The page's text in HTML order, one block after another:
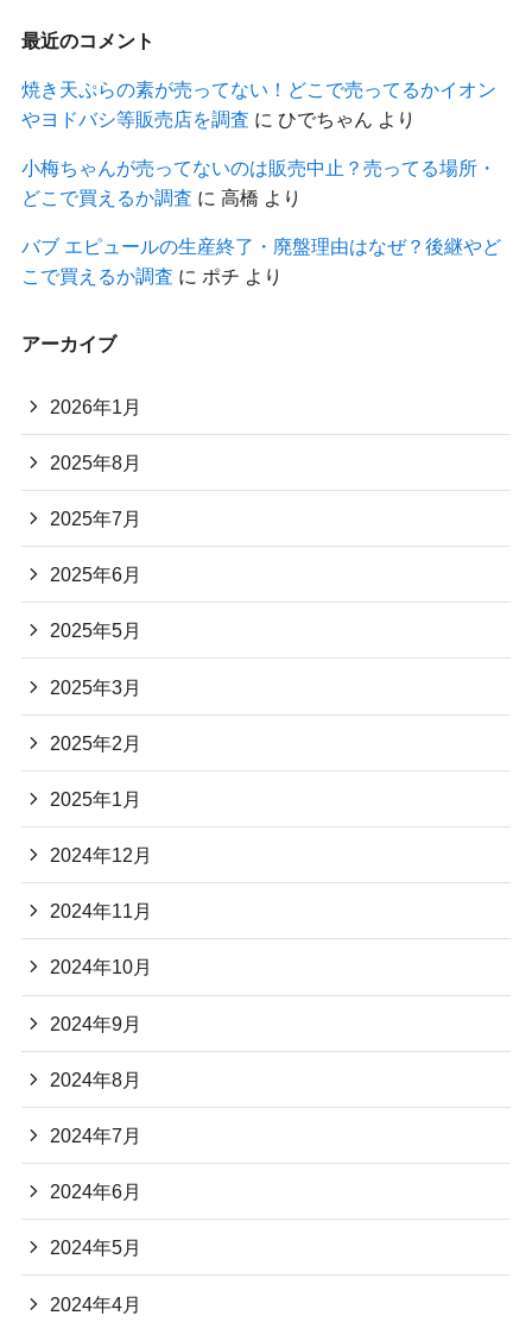
最近のコメント
焼き天ぷらの素が売ってない！どこで売ってるかイオン
やヨドバシ等販売店を調査 に ひでちゃん より
小梅ちゃんが売ってないのは販売中止？売ってる場所・
どこで買えるか調査 に 高橋 より
バブ エピュールの生産終了・廃盤理由はなぜ？後継やど
こで買えるか調査 に ポチ より
アーカイブ
2026年1月
2025年8月
2025年7月
2025年6月
2025年5月
2025年3月
2025年2月
2025年1月
2024年12月
2024年11月
2024年10月
2024年9月
2024年8月
2024年7月
2024年6月
2024年5月
2024年4月